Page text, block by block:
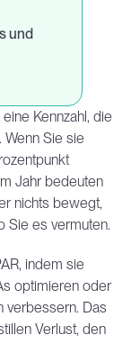
und
Kennzahl, die
. Wenn Sie sie
Jahr bedeuten
nichts bewegt,
Sie es vermuten.
indem sie
optimieren oder
verbessern. Das
Verlust, den